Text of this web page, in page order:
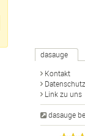
dasauge
Kontakt
Datenschutz
Link zu uns
dasauge